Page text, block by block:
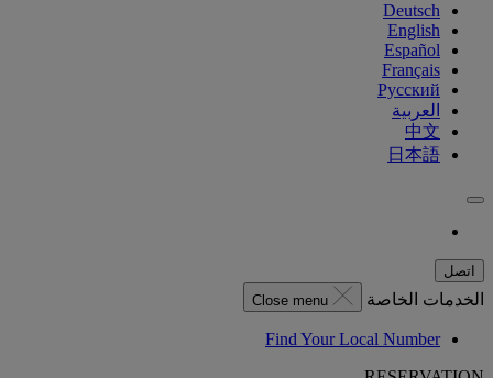
Deutsch
English
Español
Français
Русский
العربية
中文
日本語
اتصل
الخدمات الخاصة Close menu
Find Your Local Number